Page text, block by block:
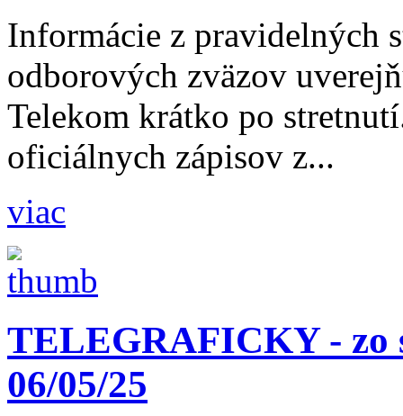
Informácie z pravidelných
odborových zväzov
Telekom krátko po
oficiálnych zápisov z...
viac
TELEGRAFICKY - zo
06/05/25